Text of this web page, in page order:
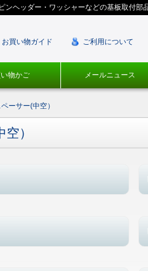
ヘッダー・ワッシャーなどの基板取付部
お買い物ガイド ご利用について
物かご メールニュース
ーサー(中空）
）